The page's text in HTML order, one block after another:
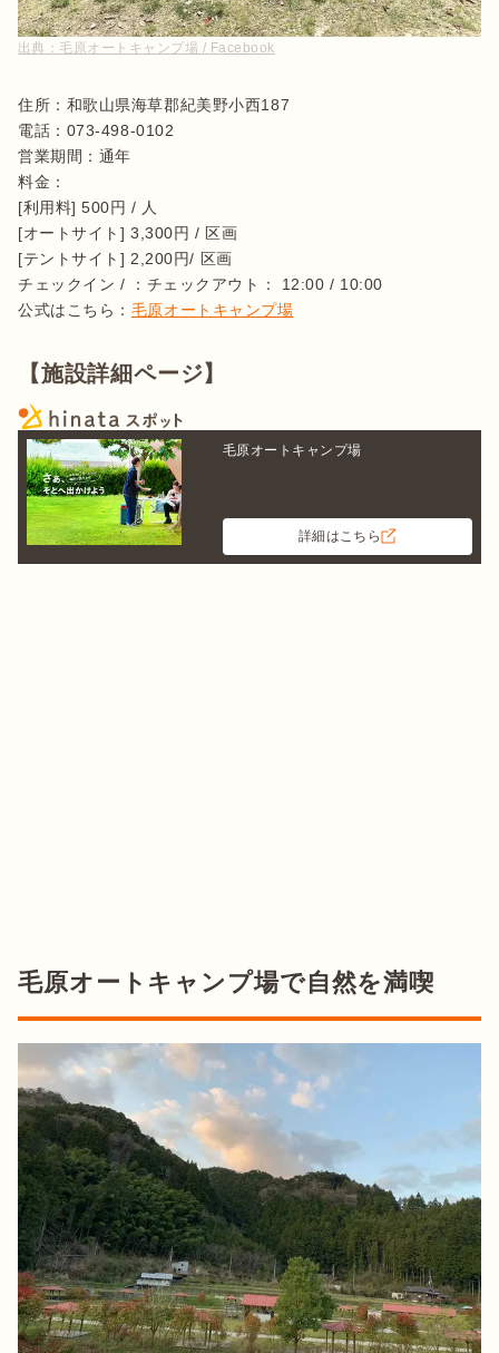
出典：毛原オートキャンプ場 / Facebook
住所：和歌山県海草郡紀美野小西187
電話：073-498-0102
営業期間：通年
料金：
[利用料] 500円 / 人
[オートサイト] 3,300円 / 区画
[テントサイト] 2,200円/ 区画
チェックイン / ：チェックアウト： 12:00 / 10:00
公式はこちら： 毛原オートキャンプ場
【施設詳細ページ】
毛原オートキャンプ場
詳細はこちら
毛原オートキャンプ場で自然を満喫